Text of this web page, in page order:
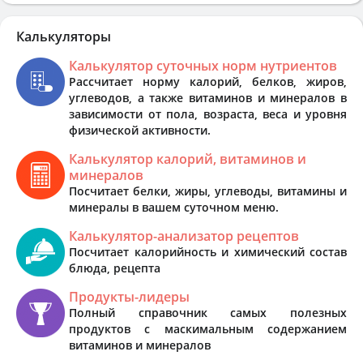
Калькуляторы
Калькулятор суточных норм нутриентов
Рассчитает норму калорий, белков, жиров,
углеводов, а также витаминов и минералов в
зависимости от пола, возраста, веса и уровня
физической активности.
Калькулятор калорий, витаминов и
минералов
Посчитает белки, жиры, углеводы, витамины и
минералы в вашем суточном меню.
Калькулятор-анализатор рецептов
Посчитает калорийность и химический состав
блюда, рецепта
Продукты-лидеры
Полный справочник самых полезных
продуктов с маскимальным содержанием
витаминов и минералов